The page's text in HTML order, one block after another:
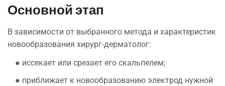
Основной этап
В зависимости от выбранного метода и характеристик
новообразования хирург-дерматолог:
● иссекает или срезает его скальпелем;
● приближает к новообразованию электрод нужной